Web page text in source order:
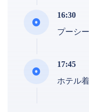
16:30
プーシ
17:45
ホテル着